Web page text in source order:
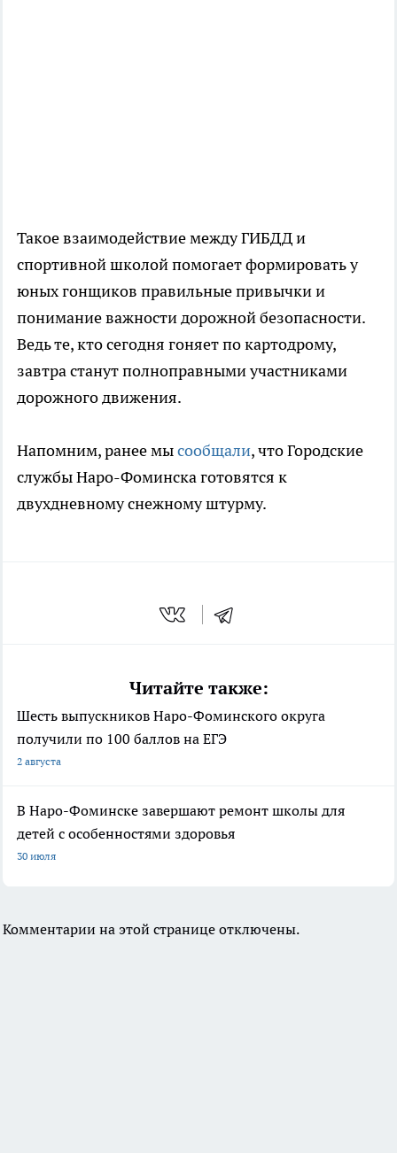
Такое взаимодействие между ГИБДД и
спортивной школой помогает формировать у
юных гонщиков правильные привычки и
понимание важности дорожной безопасности.
Ведь те, кто сегодня гоняет по картодрому,
завтра станут полноправными участниками
дорожного движения.
Напомним, ранее мысообщали, что Городские
службы Наро-Фоминска готовятся к
двухдневному снежному штурму.
Читайте также:
Шесть выпускников Наро-Фоминского округа
получили по 100 баллов на ЕГЭ
2 августа
В Наро-Фоминске завершают ремонт школы для
детей с особенностями здоровья
30 июля
Комментарии на этой странице отключены.